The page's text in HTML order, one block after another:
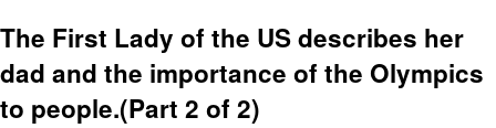
The First Lady of the US describes her
dad and the importance of the Olympics
to people.(Part 2 of 2)